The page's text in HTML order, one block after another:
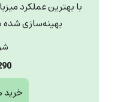
با بهترین عملکرد
بهینه‌سازی شده
290 هزار